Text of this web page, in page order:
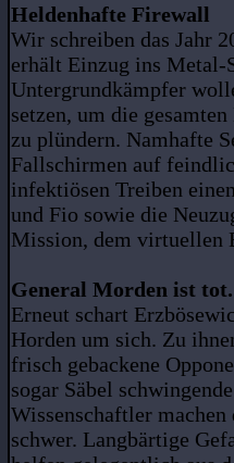
Heldenhafte Firewall
Wir schreiben das Jahr
erhält Einzug ins Metal-
Untergrundkämpfer
setzen, um die
zu plündern. Namhafte
Fallschirmen auf
infektiösen Treiben
und Fio sowie die
Mission, dem virtuellen
General Morden ist
Erneut schart
Horden um sich. Zu
frisch gebackene
sogar Säbel
Wissenschaftler machen
schwer. Langbärtige